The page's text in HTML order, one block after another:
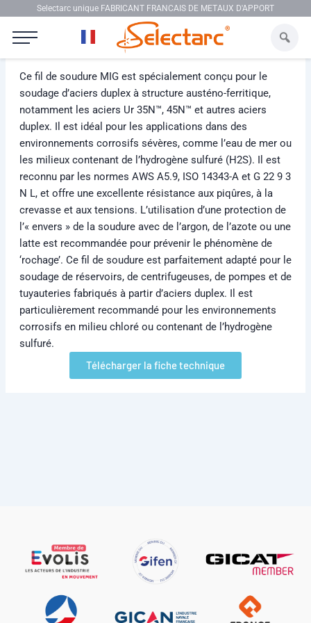
Aller au contenuSelectarc unique FABRICANT FRANCAIS DE METAUX D'APPORT
Ce fil de soudure MIG est spécialement conçu pour le
soudage d’aciers duplex à structure austéno-ferritique,
notamment les aciers Ur 35N™, 45N™ et autres aciers
duplex. Il est idéal pour les applications dans des
environnements corrosifs sévères, comme l’eau de mer ou
les milieux contenant de l’hydrogène sulfuré (H2S). Il est
reconnu par les normes AWS A5.9, ISO 14343-A et G 22 9 3
N L, et offre une excellente résistance aux piqûres, à la
crevasse et aux tensions. L’utilisation d’une protection de
l’« envers » de la soudure avec de l’argon, de l’azote ou une
latte est recommandée pour prévenir le phénomène de
‘rochage’. Ce fil de soudure est parfaitement adapté pour le
soudage de réservoirs, de centrifugeuses, de pompes et de
tuyauteries fabriqués à partir d’aciers duplex. Il est
particulièrement recommandé pour les environnements
corrosifs en milieu chloré ou contenant de l’hydrogène
sulfuré.
Télécharger la fiche technique